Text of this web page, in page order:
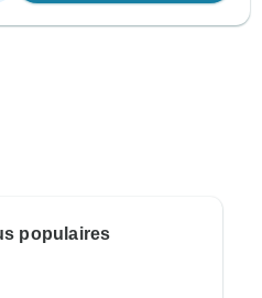
populaires